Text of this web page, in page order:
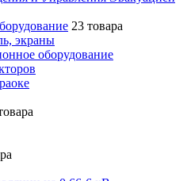
23 товара
экраны
оборудование